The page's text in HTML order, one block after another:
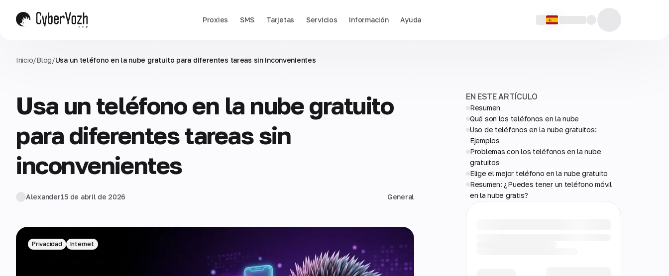
Proxies SMS Tarjetas Servicios Información Ayuda
Inicio/Blog/Usa un teléfono en la nube gratuito para diferentes tareas sin inconvenientes
Usa un teléfono en la nube gratuito
para diferentes tareas sin
inconvenientes
Alexander15 de abril de 2026 General
Privacidad Internet
EN ESTE ARTÍCULO
Resumen
Qué son los teléfonos en la nube
Uso de teléfonos en la nube gratuitos:
Ejemplos
Problemas con los teléfonos en la nube
gratuitos
Elige el mejor teléfono en la nube gratuito
Resumen: ¿Puedes tener un teléfono móvil
en la nube gratis?